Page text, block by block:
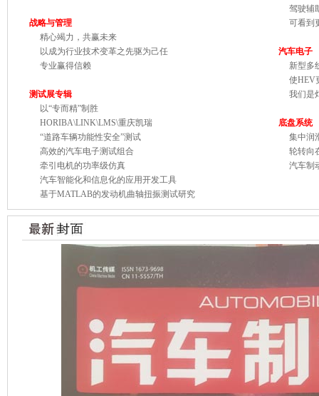
战略与管理
精心竭力，共赢未来
以成为行业技术变革之先驱为己任
专业赢得信赖
测试展专辑
以“专而精”制胜
HORIBA\LINK\LMS\重庆凯瑞
“道路车辆功能性安全”测试
高效的汽车电子测试组合
牵引电机的功率级仿真
汽车智能化和信息化的应用开发工具
基于MATLAB的发动机曲轴扭振测试研究
驾驶辅
可看到
汽车电子
新型多
使HEV
我们是
底盘系统
集中润
轮转向
汽车制